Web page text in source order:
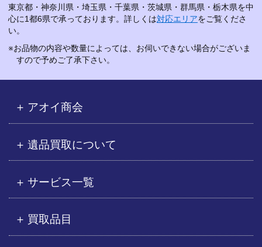
東京都・神奈川県・埼玉県・千葉県・茨城県・群馬県・栃木県を中
心に1都6県で承っております。詳しくは対応エリアをご覧くださ
い。
※お品物の内容や数量によっては、お伺いできない場合がございま
すので予めご了承下さい。
アオイ商会
遺品買取について
サービス一覧
買取品目